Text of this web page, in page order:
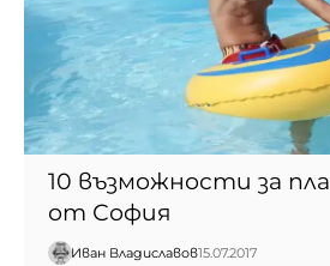
10 възможности за
от София
Иван Владиславов15.07.2017